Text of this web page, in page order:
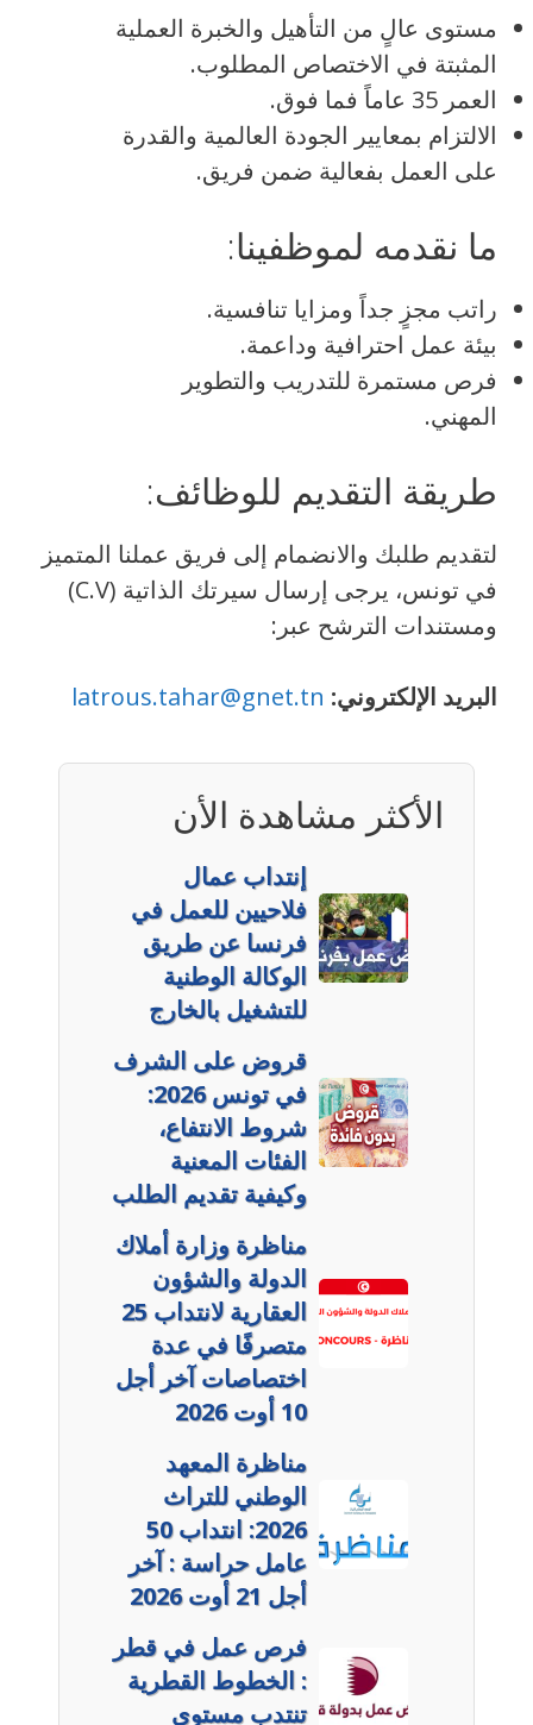
مستوى عالٍ من التأهيل والخبرة العملية
المثبتة في الاختصاص المطلوب.
العمر 35 عاماً فما فوق.
الالتزام بمعايير الجودة العالمية والقدرة
على العمل بفعالية ضمن فريق.
ما نقدمه لموظفينا:
راتب مجزٍ جداً ومزايا تنافسية.
بيئة عمل احترافية وداعمة.
فرص مستمرة للتدريب والتطوير
المهني.
طريقة التقديم للوظائف:
لتقديم طلبك والانضمام إلى فريق عملنا المتميز
في تونس، يرجى إرسال سيرتك الذاتية (C.V)
ومستندات الترشح عبر:
البريد الإلكتروني: latrous.tahar@gnet.tn
الأكثر مشاهدة الأن
إنتداب عمال
فلاحيين للعمل في
فرنسا عن طريق
الوكالة الوطنية
للتشغيل بالخارج
قروض على الشرف
في تونس 2026:
شروط الانتفاع،
الفئات المعنية
وكيفية تقديم الطلب
مناظرة وزارة أملاك
الدولة والشؤون
العقارية لانتداب 25
متصرفًا في عدة
اختصاصات آخر أجل
10 أوت 2026
مناظرة المعهد
الوطني للتراث
2026: انتداب 50
عامل حراسة : آخر
أجل 21 أوت 2026
فرص عمل في قطر
: الخطوط القطرية
تنتدب مستوى